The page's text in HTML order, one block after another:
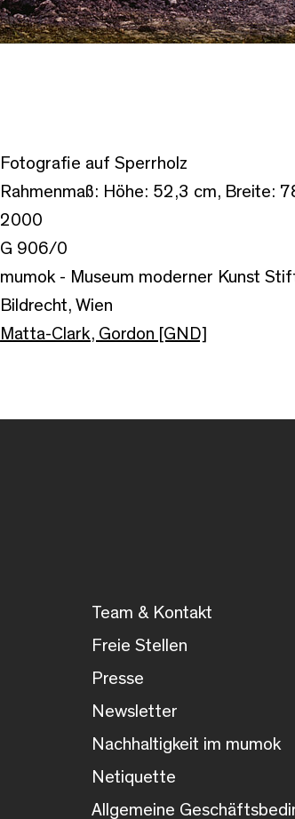
Fotografie auf Sperrholz
Rahmenmaß: Höhe: 52,3 cm, Breite:
2000
G 906/0
mumok - Museum moderner Kunst
Bildrecht, Wien
Matta-Clark, Gordon [GND]
Team & Kontakt
Freie Stellen
Presse
Newsletter
Nachhaltigkeit im mumok
Netiquette
Allgemeine